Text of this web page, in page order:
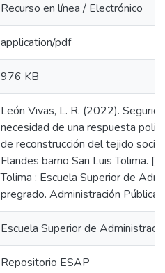
Recurso en línea / Electrónico
application/pdf
976 KB
León Vivas, L. R. (2022).
necesidad de una respuesta
de reconstrucción del tejido
Flandes barrio San Luis Tolima.
Tolima : Escuela Superior de
pregrado. Administración Pública
Escuela Superior de
Repositorio ESAP